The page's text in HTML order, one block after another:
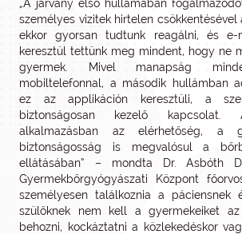
„A járvány első hullámában
személyes vizitek hirtelen csökkentésével
ekkor gyorsan tudtunk reagálni, és e-
keresztül tettünk meg mindent, hogy ne
gyermek. Mivel manapság
mobiltelefonnal, a második hullámban
ez az applikáción keresztüli, a
biztonságosan kezelő kapcsolat.
alkalmazásban az elérhetőség, a
biztonságosság is megvalósul a
ellátásában” – mondta Dr. Asbóth
Gyermekbőrgyógyászati Központ
személyesen találkoznia a páciensnek
szülőknek nem kell a gyermekeiket
behozni, kockáztatni a közlekedéskor